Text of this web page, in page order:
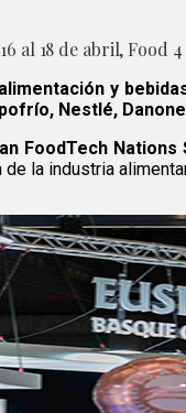
al 18 de abril,
alimentación y
Nestlé,
FoodTech Nations
la industria